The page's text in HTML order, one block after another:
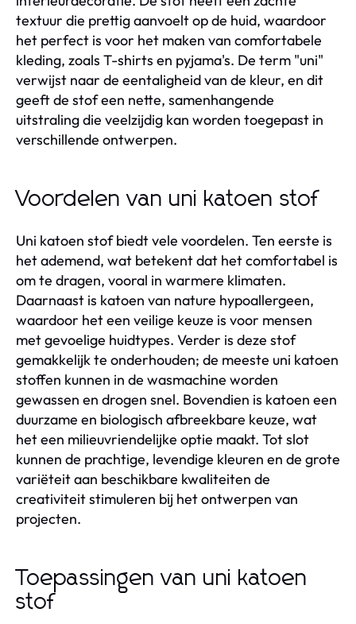
textuur die prettig aanvoelt op de huid, waardoor
het perfect is voor het maken van comfortabele
kleding, zoals T-shirts en pyjama's. De term "uni"
verwijst naar de eentaligheid van de kleur, en dit
geeft de stof een nette, samenhangende
uitstraling die veelzijdig kan worden toegepast in
verschillende ontwerpen.
Voordelen van uni katoen stof
Uni katoen stof biedt vele voordelen. Ten eerste is
het ademend, wat betekent dat het comfortabel is
om te dragen, vooral in warmere klimaten.
Daarnaast is katoen van nature hypoallergeen,
waardoor het een veilige keuze is voor mensen
met gevoelige huidtypes. Verder is deze stof
gemakkelijk te onderhouden; de meeste uni katoen
stoffen kunnen in de wasmachine worden
gewassen en drogen snel. Bovendien is katoen een
duurzame en biologisch afbreekbare keuze, wat
het een milieuvriendelijke optie maakt. Tot slot
kunnen de prachtige, levendige kleuren en de grote
variëteit aan beschikbare kwaliteiten de
creativiteit stimuleren bij het ontwerpen van
projecten.
Toepassingen van uni katoen
stof